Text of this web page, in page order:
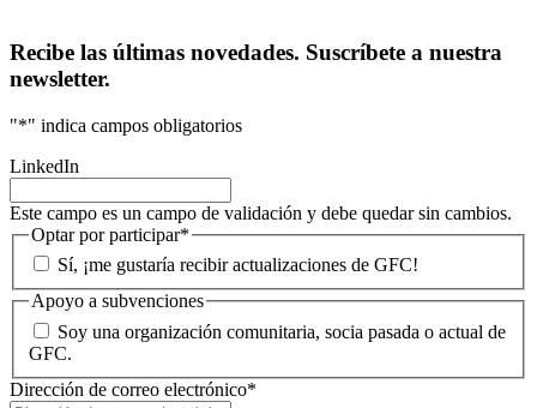
Recibe las últimas novedades. Suscríbete a nuestra
newsletter.
"*" indica campos obligatorios
LinkedIn
Este campo es un campo de validación y debe quedar sin cambios.
Optar por participar*
Sí, ¡me gustaría recibir actualizaciones de GFC!
Apoyo a subvenciones
Soy una organización comunitaria, socia pasada o actual de
GFC.
Dirección de correo electrónico*